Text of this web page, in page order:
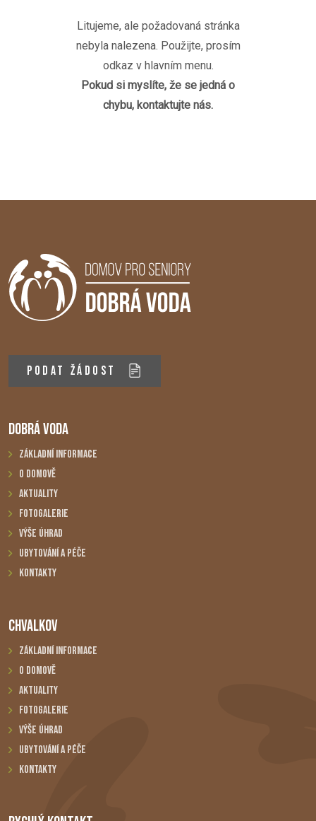
Litujeme, ale požadovaná stránka
nebyla nalezena. Použijte, prosím
odkaz v hlavním menu.
Pokud si myslíte, že se jedná o
chybu, kontaktujte nás.
PODAT ŽÁDOST
DOBRÁ VODA
Základní informace
O domově
Aktuality
Fotogalerie
Výše úhrad
Ubytování a péče
Kontakty
CHVALKOV
Základní informace
O domově
Aktuality
Fotogalerie
Výše úhrad
Ubytování a péče
Kontakty